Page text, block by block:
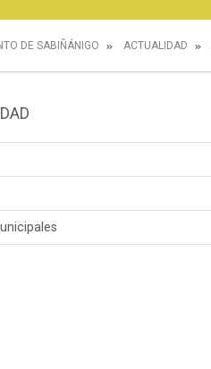
DE SABIÑÁNIGO ACTUALIDAD